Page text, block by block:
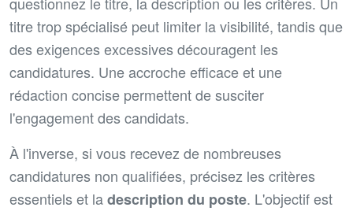
titre trop spécialisé peut limiter la visibilité, tandis que
des exigences excessives découragent les
candidatures. Une accroche efficace et une
rédaction concise permettent de susciter
l'engagement des candidats.
À l'inverse, si vous recevez de nombreuses
candidatures non qualifiées, précisez les critères
essentiels et ladescription du poste. L'objectif est